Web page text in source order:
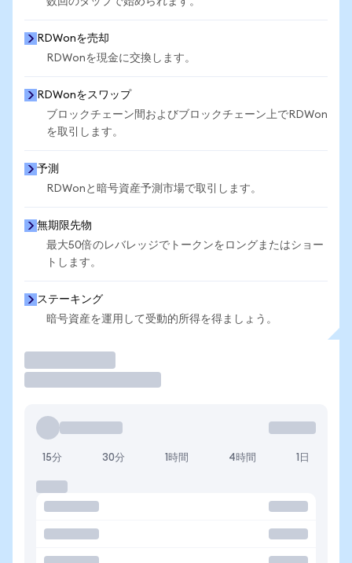
RDWonを売却
RDWonを現金に交換します。
RDWonをスワップ
ブロックチェーン間およびブロックチェーン上でRDWon
を取引します。
予測
RDWonと暗号資産予測市場で取引します。
無期限先物
最大50倍のレバレッジでトークンをロングまたはショー
トします。
ステーキング
暗号資産を運用して受動的所得を得ましょう。
15分 30分 1時間 4時間 1日